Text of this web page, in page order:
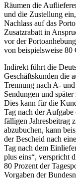
Räumen die
und die Zustellung
Nachlass auf das
Zusatzrabatt in
vor der
von beispielsweise 80
Indirekt führt die
Geschäftskunden die
Trennung nach A-
Sendungen und
Dies kann für die
Tag nach der
fälligen Jahresbeitrag
abzubuchen, kann
der Bescheid nach
Tag nach dem
plus eins“, verspricht
80 Prozent der
Vorgaben der